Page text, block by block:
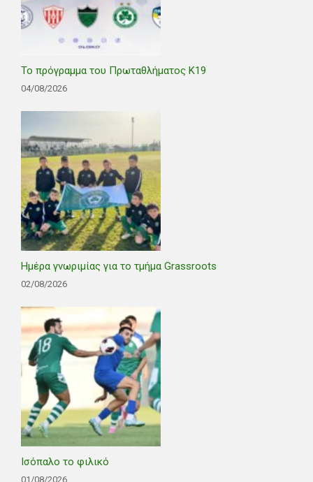
Το πρόγραμμα του Πρωταθλήματος Κ19
04/08/2026
Ημέρα γνωριμίας για το τμήμα Grassroots
02/08/2026
Ισόπαλο το φιλικό
01/08/2026